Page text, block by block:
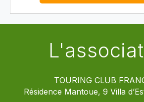
TOURING CLUB
Résidence Mantoue, 9 Villa